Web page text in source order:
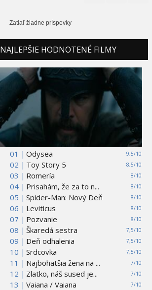
Zatiaľ žiadne príspevky
NAJLEPŠIE HODNOTENÉ FILMY
01 | 9,5/10
Odysea
02 |
8,5/10
Toy Story 5
03 |
8/10
Romería
04 |
8/10
Prisahám, že za to n...
05 |
8/10
Spider-Man: Nový Deň
06 |
8/10
Leviticus
07 |
8/10
Pozvanie
08 |
7,5/10
Škaredá sestra
09 |
7,5/10
Deň odhalenia
10 |
7,5/10
Srdcovka
11 |
7/10
Najbohatšia žena na ...
12 |
7/10
Zlatko, náš sused je...
13 |
7/10
Vaiana / Vaiana